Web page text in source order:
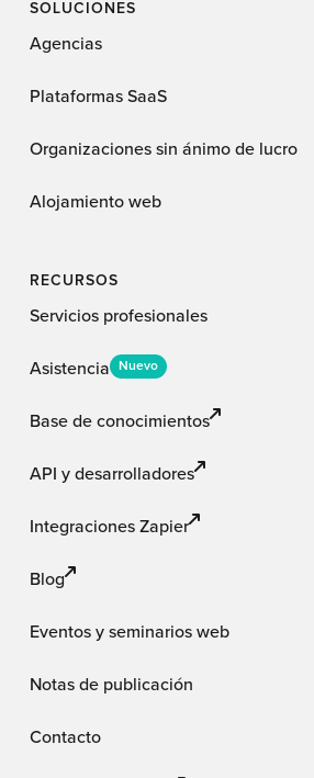
SOLUCIONES
Agencias
Plataformas SaaS
Organizaciones sin ánimo de lucro
Alojamiento web
RECURSOS
Servicios profesionales
Asistencia Nuevo
Base de conocimientos
API y desarrolladores
Integraciones Zapier
Blog
Eventos y seminarios web
Notas de publicación
Contacto